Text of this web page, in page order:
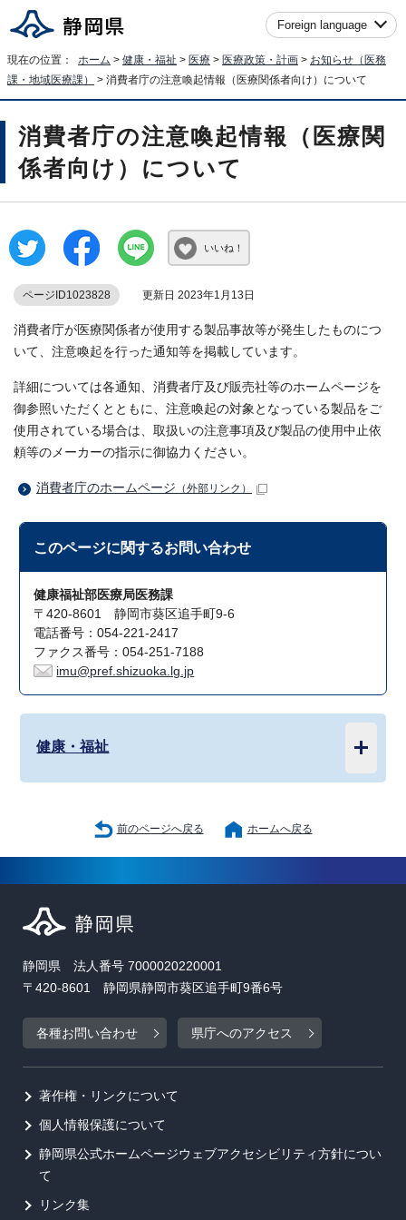
Foreign language
現在の位置： ホーム > 健康・福祉 > 医療 > 医療政策・計画 > お知らせ（医務
課・地域医療課）
> 消費者庁の注意喚起情報（医療関係者向け）について
消費者庁の注意喚起情報（医療関
係者向け）について
いいね！
ページID1023828 更新日 2023年1月13日
消費者庁が医療関係者が使用する製品事故等が発生したものにつ
いて、注意喚起を行った通知等を掲載しています。
詳細については各通知、消費者庁及び販売社等のホームページを
御参照いただくとともに、注意喚起の対象となっている製品をご
使用されている場合は、取扱いの注意事項及び製品の使用中止依
頼等のメーカーの指示に御協力ください。
消費者庁のホームページ （外部リンク）
このページに関するお問い合わせ
健康福祉部医療局医務課
〒420-8601 静岡市葵区追手町9-6
電話番号：054-221-2417
ファクス番号：054-251-7188
imu@pref.shizuoka.lg.jp
健康・福祉
前のページへ戻る ホームへ戻る
静岡県 法人番号 7000020220001
〒420-8601 静岡県静岡市葵区追手町9番6号
各種お問い合わせ 県庁へのアクセス
著作権・リンクについて
個人情報保護について
静岡県公式ホームページウェブアクセシビリティ方針につい
て
リンク集